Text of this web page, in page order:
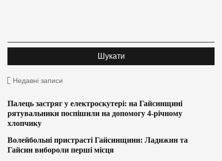
Недавні записи
Палець застряг у електроскутері: на Гайсинщині
рятувальники поспішили на допомогу 4-річному
хлопчику
Волейбольні пристрасті Гайсинщини: Ладижин та
Гайсин вибороли перші місця